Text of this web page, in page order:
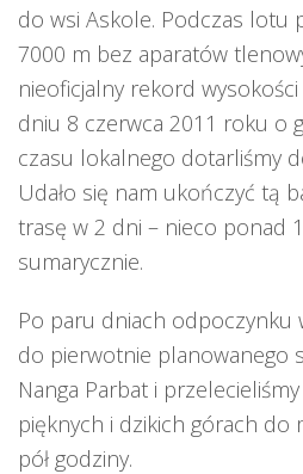
do wsi Askole. Podczas lotu
7000 m bez aparatów
nieoficjalny rekord wysokości
dniu 8 czerwca 2011 roku o
czasu lokalnego dotarliśmy
Udało się nam ukończyć tą
trasę w 2 dni – nieco ponad
sumarycznie.
Po paru dniach odpoczynku
do pierwotnie planowanego
Nanga Parbat i
pięknych i dzikich górach do
pół godziny.